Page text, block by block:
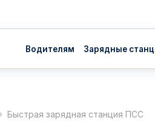
Водителям Зарядные станции
Быстрая зарядная станция ПСС